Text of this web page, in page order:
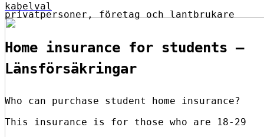
kabelval
privatpersoner, företag och lantbrukare
Home insurance for students –
Länsförsäkringar
Who can purchase student home insurance?
This insurance is for those who are 18-29